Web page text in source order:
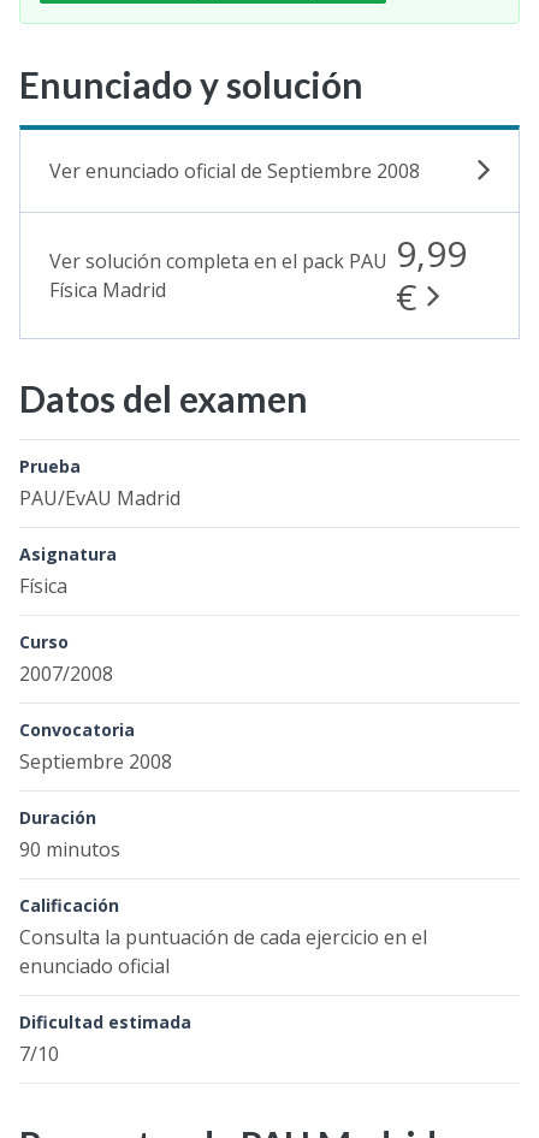
Enunciado y solución
Ver enunciado oficial de Septiembre 2008
Ver solución completa en el pack PAU
Física Madrid
9,99
€
Datos del examen
Prueba
PAU/EvAU Madrid
Asignatura
Física
Curso
2007/2008
Convocatoria
Septiembre 2008
Duración
90 minutos
Calificación
Consulta la puntuación de cada ejercicio en el
enunciado oficial
Dificultad estimada
7/10